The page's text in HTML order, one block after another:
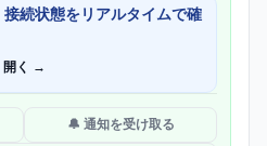
接続状態をリアルタイムで確
開く →
🔔 通知を受け取る